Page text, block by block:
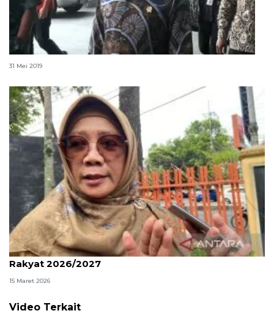
Presiden Jokowi akan rayakan Lebaran di Jakarta
31 Mei 2019
Dinsos Malang petakan data calon pelajar Sekolah
Rakyat 2026/2027
15 Maret 2026
Video Terkait